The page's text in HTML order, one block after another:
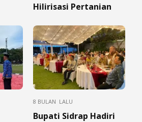
Hilirisasi Pertanian
8 BULAN LALU
Bupati Sidrap Hadiri